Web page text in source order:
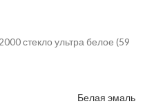
стекло ультра белое (59
Белая эмаль